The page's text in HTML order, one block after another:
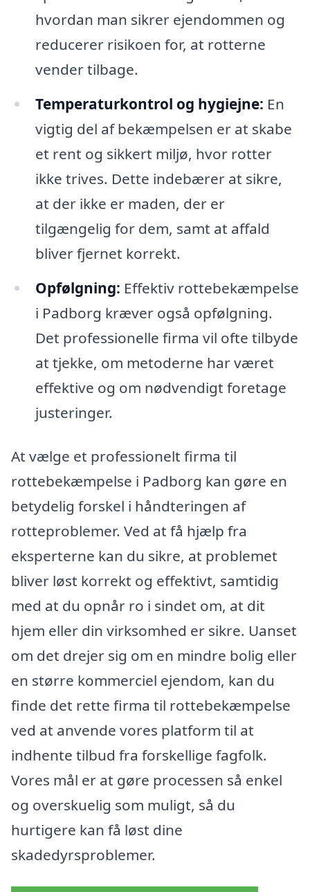
hvordan man sikrer ejendommen og
reducerer risikoen for, at rotterne
vender tilbage.
Temperaturkontrol og hygiejne: En
vigtig del af bekæmpelsen er at skabe
et rent og sikkert miljø, hvor rotter
ikke trives. Dette indebærer at sikre,
at der ikke er maden, der er
tilgængelig for dem, samt at affald
bliver fjernet korrekt.
Opfølgning: Effektiv rottebekæmpelse
i Padborg kræver også opfølgning.
Det professionelle firma vil ofte tilbyde
at tjekke, om metoderne har været
effektive og om nødvendigt foretage
justeringer.
At vælge et professionelt firma til
rottebekæmpelse i Padborg kan gøre en
betydelig forskel i håndteringen af
rotteproblemer. Ved at få hjælp fra
eksperterne kan du sikre, at problemet
bliver løst korrekt og effektivt, samtidig
med at du opnår ro i sindet om, at dit
hjem eller din virksomhed er sikre. Uanset
om det drejer sig om en mindre bolig eller
en større kommerciel ejendom, kan du
finde det rette firma til rottebekæmpelse
ved at anvende vores platform til at
indhente tilbud fra forskellige fagfolk.
Vores mål er at gøre processen så enkel
og overskuelig som muligt, så du
hurtigere kan få løst dine
skadedyrsproblemer.